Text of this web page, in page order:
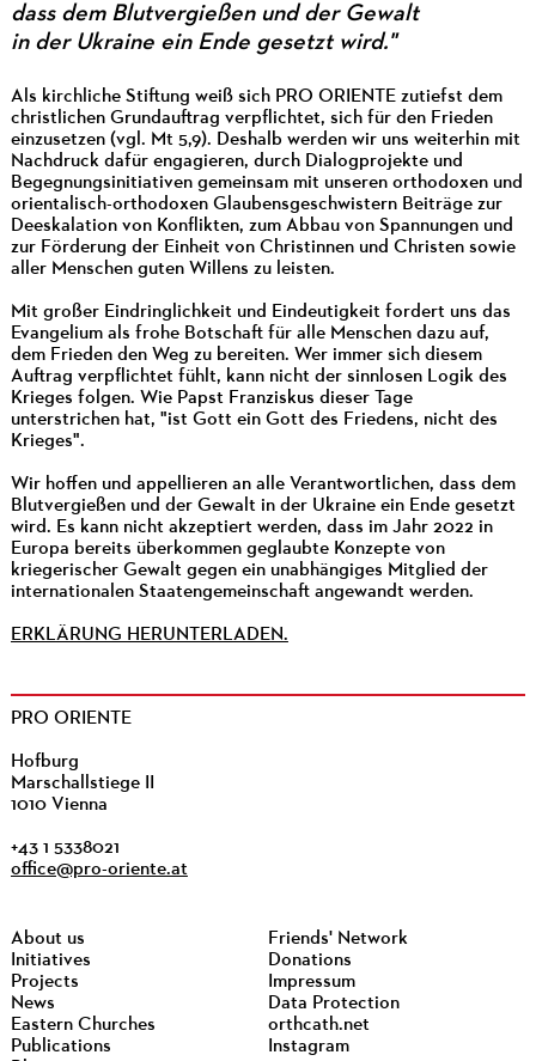
dass dem Blutvergießen und der Gewalt
in der Ukraine ein Ende gesetzt wird."
Als kirchliche Stiftung weiß sich PRO ORIENTE zutiefst dem
christlichen Grundauftrag verpflichtet, sich für den Frieden
einzusetzen (vgl. Mt 5,9). Deshalb werden wir uns weiterhin mit
Nachdruck dafür engagieren, durch Dialogprojekte und
Begegnungsinitiativen gemeinsam mit unseren orthodoxen und
orientalisch-orthodoxen Glaubensgeschwistern Beiträge zur
Deeskalation von Konflikten, zum Abbau von Spannungen und
zur Förderung der Einheit von Christinnen und Christen sowie
aller Menschen guten Willens zu leisten.
Mit großer Eindringlichkeit und Eindeutigkeit fordert uns das
Evangelium als frohe Botschaft für alle Menschen dazu auf,
dem Frieden den Weg zu bereiten. Wer immer sich diesem
Auftrag verpflichtet fühlt, kann nicht der sinnlosen Logik des
Krieges folgen. Wie Papst Franziskus dieser Tage
unterstrichen hat, "ist Gott ein Gott des Friedens, nicht des
Krieges".
Wir hoffen und appellieren an alle Verantwortlichen, dass dem
Blutvergießen und der Gewalt in der Ukraine ein Ende gesetzt
wird. Es kann nicht akzeptiert werden, dass im Jahr 2022 in
Europa bereits überkommen geglaubte Konzepte von
kriegerischer Gewalt gegen ein unabhängiges Mitglied der
internationalen Staatengemeinschaft angewandt werden.
ERKLÄRUNG HERUNTERLADEN.
PRO ORIENTE
Hofburg
Marschallstiege II
1010 Vienna
+43 1 5338021
office@pro-oriente.at
About us
Initiatives
Projects
News
Eastern Churches
Publications
Friends' Network
Donations
Impressum
Data Protection
orthcath.net
Instagram